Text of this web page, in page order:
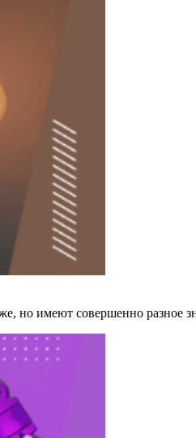
но имеют совершенно